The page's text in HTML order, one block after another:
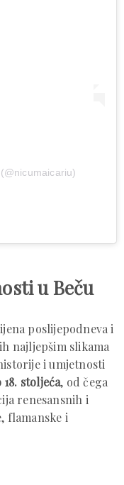
u Beču
poslijepodneva i
najljepšim slikama
i umjetnosti
stoljeća, od čega
renesansnih i
flamanske i